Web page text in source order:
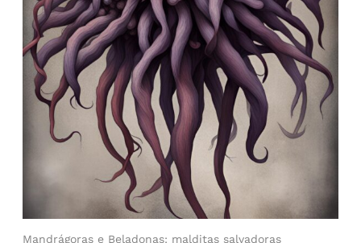
Mandrágoras e Beladonas: malditas salvadoras